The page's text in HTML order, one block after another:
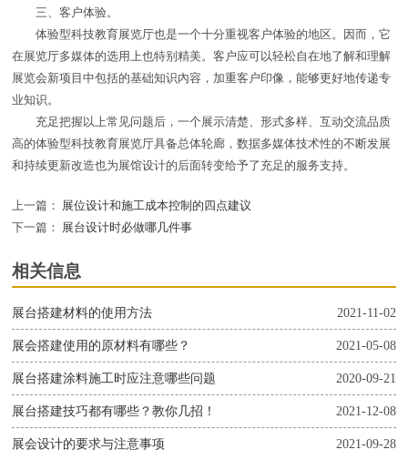
三、客户体验。
体验型科技教育展览厅也是一个十分重视客户体验的地区。因而，它
在展览厅多媒体的选用上也特别精美。客户应可以轻松自在地了解和理解
展览会新项目中包括的基础知识內容，加重客户印像，能够更好地传递专
业知识。
充足把握以上常见问题后，一个展示清楚、形式多样、互动交流品质
高的体验型科技教育展览厅具备总体轮廊，数据多媒体技术性的不断发展
和持续更新改造也为展馆设计的后面转变给予了充足的服务支持。
上一篇：
展位设计和施工成本控制的四点建议
下一篇：
展台设计时必做哪几件事
相关信息
2021-11-02
展台搭建材料的使用方法
2021-05-08
展会搭建使用的原材料有哪些？
2020-09-21
展台搭建涂料施工时应注意哪些问题
2021-12-08
展台搭建技巧都有哪些？教你几招！
2021-09-28
展会设计的要求与注意事项